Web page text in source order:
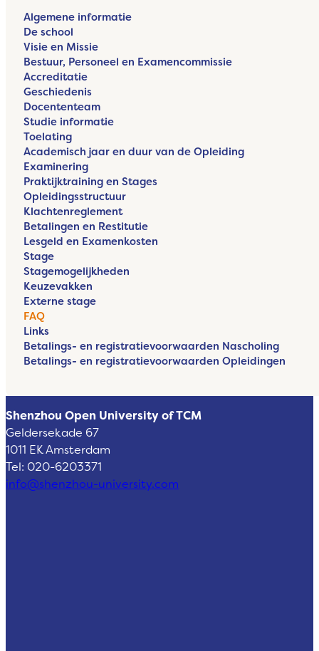
Algemene informatie
De school
Visie en Missie
Bestuur, Personeel en Examencommissie
Accreditatie
Geschiedenis
Docententeam
Studie informatie
Toelating
Academisch jaar en duur van de Opleiding
Examinering
Praktijktraining en Stages
Opleidingsstructuur
Klachtenreglement
Betalingen en Restitutie
Lesgeld en Examenkosten
Stage
Stagemogelijkheden
Keuzevakken
Externe stage
FAQ
Links
Betalings- en registratievoorwaarden Nascholing
Betalings- en registratievoorwaarden Opleidingen
Shenzhou Open University of TCM
Geldersekade 67
1011 EK Amsterdam
Tel: 020-6203371
info@shenzhou-university.com